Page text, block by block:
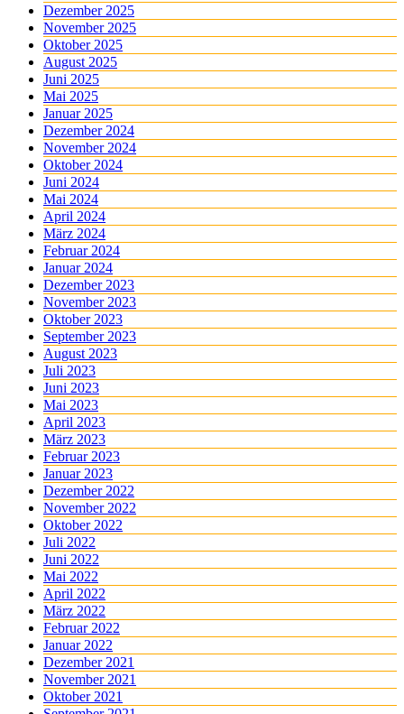
Dezember 2025
November 2025
Oktober 2025
August 2025
Juni 2025
Mai 2025
Januar 2025
Dezember 2024
November 2024
Oktober 2024
Juni 2024
Mai 2024
April 2024
März 2024
Februar 2024
Januar 2024
Dezember 2023
November 2023
Oktober 2023
September 2023
August 2023
Juli 2023
Juni 2023
Mai 2023
April 2023
März 2023
Februar 2023
Januar 2023
Dezember 2022
November 2022
Oktober 2022
Juli 2022
Juni 2022
Mai 2022
April 2022
März 2022
Februar 2022
Januar 2022
Dezember 2021
November 2021
Oktober 2021